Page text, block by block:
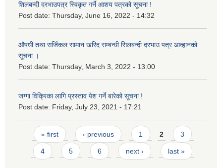
शिलबन्दी दरभाउपत्र स्विकृत गर्ने आशय पत्रको सूचना !
Post date: Thursday, June 16, 2022 - 14:32
औषधी तथा सर्जिकल सामान खरिद सम्बन्धी सिलबन्दी दरभाउ पत्र आव्हानको
सूचना ।
Post date: Thursday, March 3, 2022 - 13:00
जग्गा विक्रिका लागि प्रस्ताव पेश गर्ने बारेको सूचना !
Post date: Friday, July 23, 2021 - 17:21
Pages
« first ‹ previous 1 2 3
4 5 6 next › last »